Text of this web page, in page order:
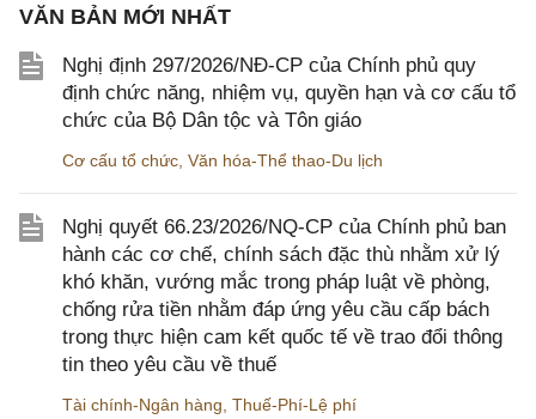
VĂN BẢN MỚI NHẤT
Nghị định 297/2026/NĐ-CP của Chính phủ quy
định chức năng, nhiệm vụ, quyền hạn và cơ cấu tổ
chức của Bộ Dân tộc và Tôn giáo
Cơ cấu tổ chức Văn hóa-Thể thao-Du lịch
Nghị quyết 66.23/2026/NQ-CP của Chính phủ ban
hành các cơ chế, chính sách đặc thù nhằm xử lý
khó khăn, vướng mắc trong pháp luật về phòng,
chống rửa tiền nhằm đáp ứng yêu cầu cấp bách
trong thực hiện cam kết quốc tế về trao đổi thông
tin theo yêu cầu về thuế
Tài chính-Ngân hàng Thuế-Phí-Lệ phí